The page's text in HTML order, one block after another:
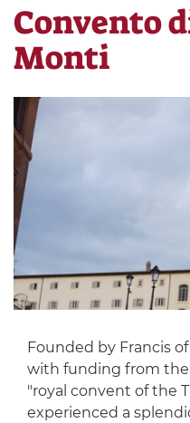
Convento
Monti
Founded by Francis of
with funding from the
"royal convent of the
experienced a